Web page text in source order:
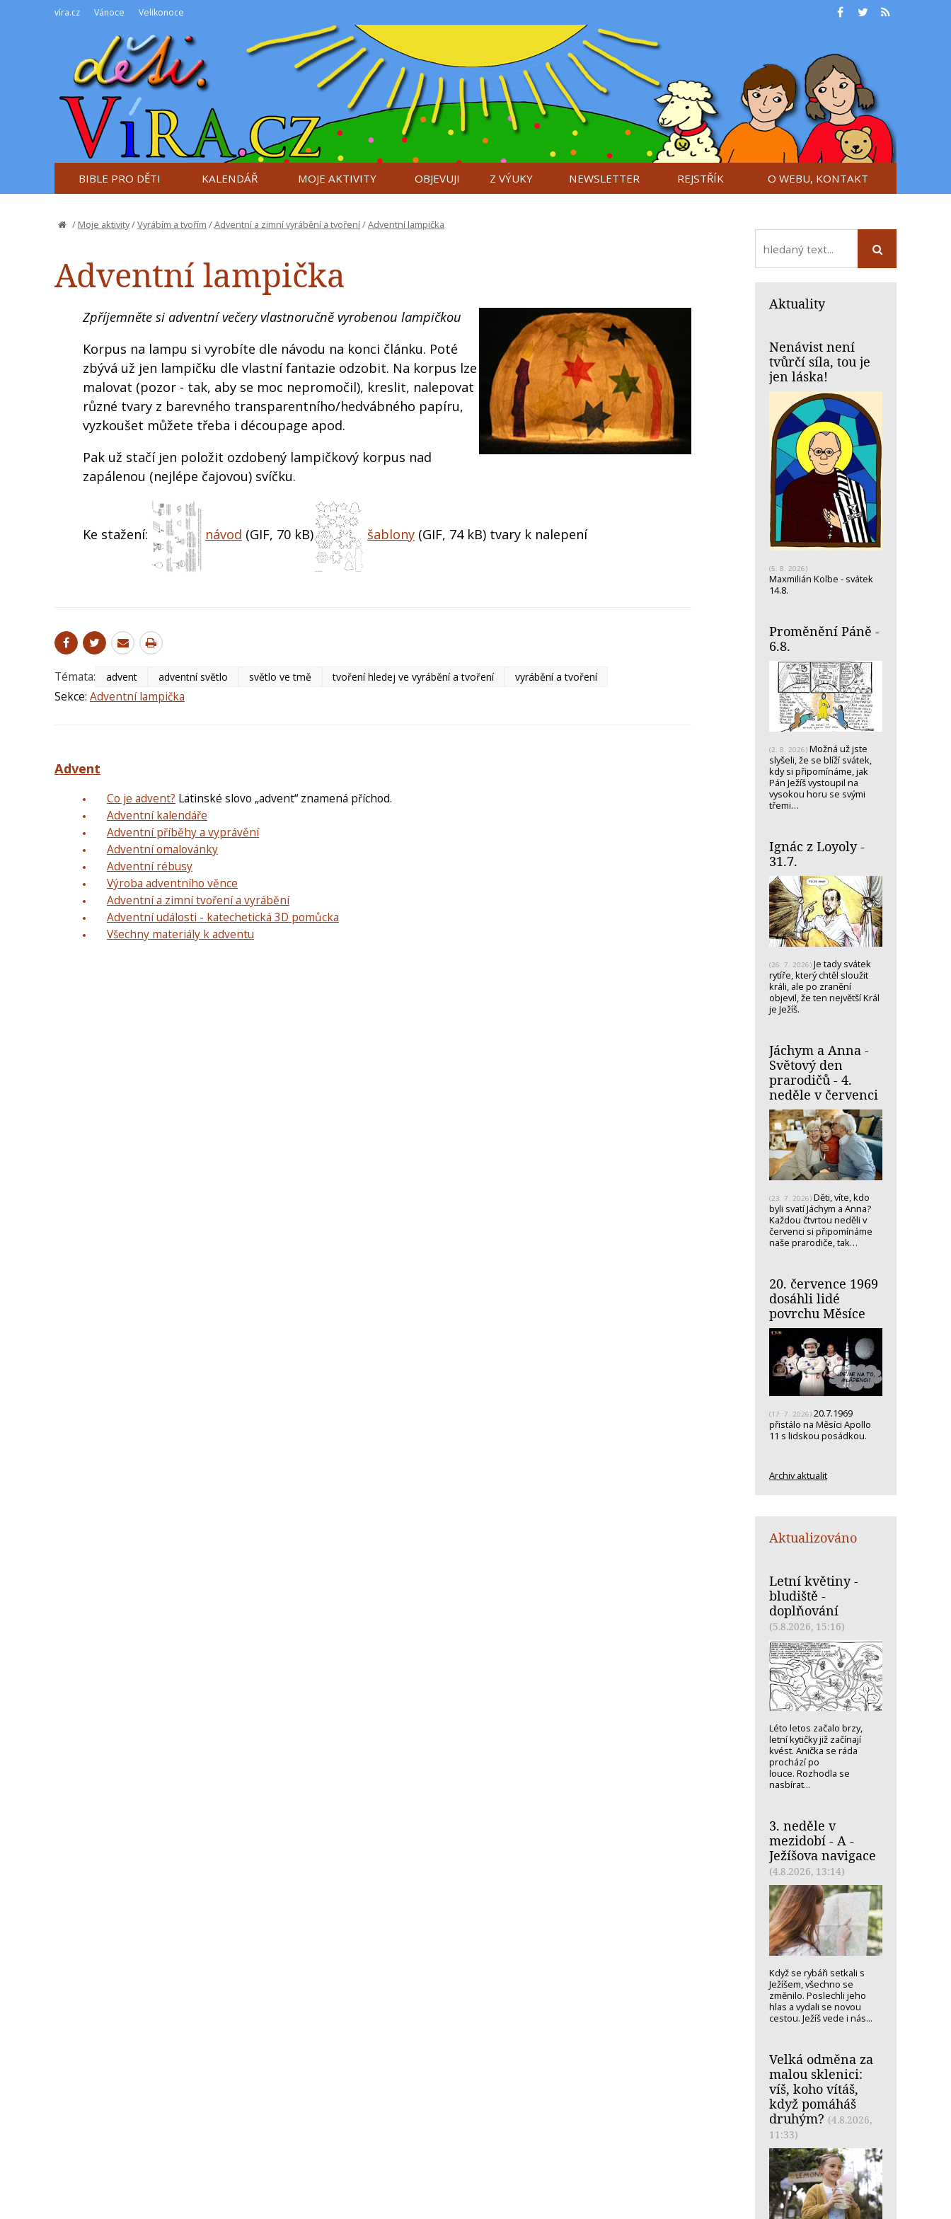
víra.cz Vánoce Velikonoce
BIBLE PRO DĚTI KALENDÁŘ MOJE AKTIVITY OBJEVUJI Z VÝUKY NEWSLETTER REJSTŘÍK O WEBU, KONTAKT
/ Moje aktivity/Vyrábím a tvořím /Adventní a zimní vyrábění a tvoření/Adventní lampička
Adventní lampička
Zpříjemněte si adventní večery vlastnoručně vyrobenou lampičkou
Korpus na lampu si vyrobíte dle návodu na konci článku. Poté
zbývá už jen lampičku dle vlastní fantazie odzobit. Na korpus lze
malovat (pozor - tak, aby se moc nepromočil), kreslit, nalepovat
různé tvary z barevného transparentního/hedvábného papíru,
vyzkoušet můžete třeba i découpage apod.
Pak už stačí jen položit ozdobený lampičkový korpus nad
zapálenou (nejlépe čajovou) svíčku.
Ke stažení: návod (GIF, 70 kB) šablony (GIF, 74 kB) tvary k nalepení
Témata: advent adventní světlo světlo ve tmě tvoření hledej ve vyrábění a tvoření vyrábění a tvoření
Sekce: Adventní lampička
Advent
Co je advent? Latinské slovo „advent“ znamená příchod.
Adventní kalendáře
Adventní příběhy a vyprávění
Adventní omalovánky
Adventní rébusy
Výroba adventního věnce
Adventní a zimní tvoření a vyrábění
Adventní události - katechetická 3D pomůcka
Všechny materiály k adventu
Aktuality
Nenávist není
tvůrčí síla, tou je
jen láska!
(5. 8. 2026)
Maxmilián Kolbe - svátek
14.8.
Proměnění Páně -
6.8.
(2. 8. 2026) Možná už jste
slyšeli, že se blíží svátek,
kdy si připomínáme, jak
Pán Ježíš vystoupil na
vysokou horu se svými
třemi…
Ignác z Loyoly -
31.7.
(26. 7. 2026) Je tady svátek
rytíře, který chtěl sloužit
králi, ale po zranění
objevil, že ten největší Král
je Ježíš.
Jáchym a Anna -
Světový den
prarodičů - 4.
neděle v červenci
(23. 7. 2026) Děti, víte, kdo
byli svatí Jáchym a Anna?
Každou čtvrtou neděli v
červenci si připomínáme
naše prarodiče, tak…
20. července 1969
dosáhli lidé
povrchu Měsíce
(17. 7. 2026) 20.7.1969
přistálo na Měsíci Apollo
11 s lidskou posádkou.
Archiv aktualit
Aktualizováno
Letní květiny -
bludiště -
doplňování
(5.8.2026, 15:16)
Léto letos začalo brzy,
letní kytičky již začínají
kvést. Anička se ráda
prochází po
louce. Rozhodla se
nasbírat...
3. neděle v
mezidobí - A -
Ježíšova navigace
(4.8.2026, 13:14)
Když se rybáři setkali s
Ježíšem, všechno se
změnilo. Poslechli jeho
hlas a vydali se novou
cestou. Ježíš vede i nás...
Velká odměna za
malou sklenici:
víš, koho vítáš,
když pomáháš
druhým? (4.8.2026,
11:33)